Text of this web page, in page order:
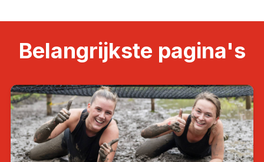
Belangrijkste pagina's